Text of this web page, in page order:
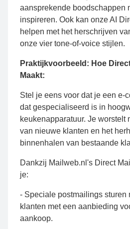
aansprekende boodschappen
inspireren. Ook kan onze AI
helpen met het herschrijven
onze vier tone-of-voice stijlen.
Praktijkvoorbeeld: Hoe
Maakt:
Stel je eens voor dat je een e-
dat gespecialiseerd is in
keukenapparatuur. Je worstelt
van nieuwe klanten en het
binnenhalen van bestaande
Dankzij Mailweb.nl's Direct
je:
- Speciale postmailings sturen
klanten met een aanbieding
aankoop.